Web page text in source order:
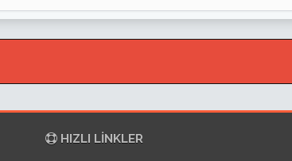
HIZLI LINKLER